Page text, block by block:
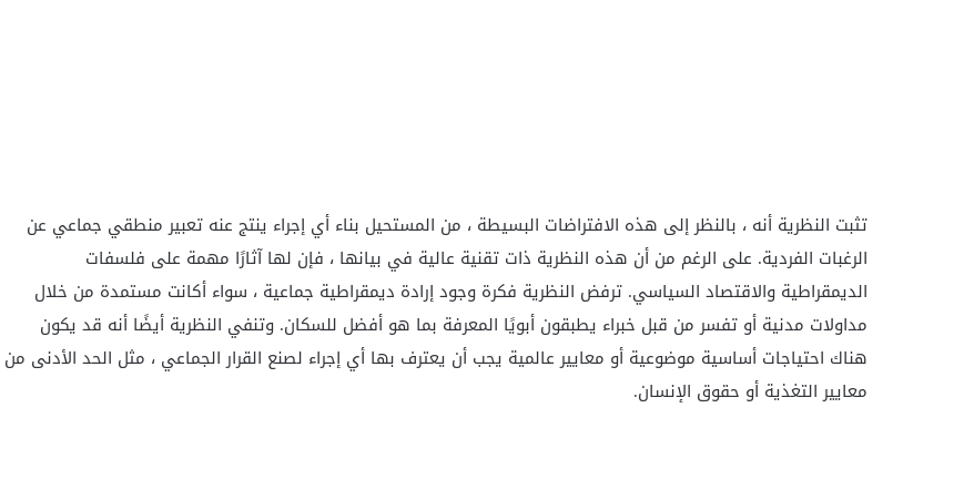
تثبت النظرية أنه ، بالنظر إلى هذه الافتراضات البسيطة ، من المستحيل بناء أي إجراء ينتج عنه تعبير منطقي جماعي عن
الرغبات الفردية. على الرغم من أن هذه النظرية ذات تقنية عالية في بيانها ، فإن لها آثارًا مهمة على فلسفات
الديمقراطية والاقتصاد السياسي. ترفض النظرية فكرة وجود إرادة ديمقراطية جماعية ، سواء أكانت مستمدة من خلال
مداولات مدنية أو تفسر من قبل خبراء يطبقون أبويًا المعرفة بما هو أفضل للسكان. وتنفي النظرية أيضًا أنه قد يكون
هناك احتياجات أساسية موضوعية أو معايير عالمية يجب أن يعترف بها أي إجراء لصنع القرار الجماعي ، مثل الحد الأدنى من
معايير التغذية أو حقوق الإنسان.